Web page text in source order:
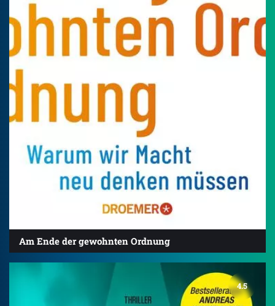
Am Ende der gewohnten Ordnung
4.5